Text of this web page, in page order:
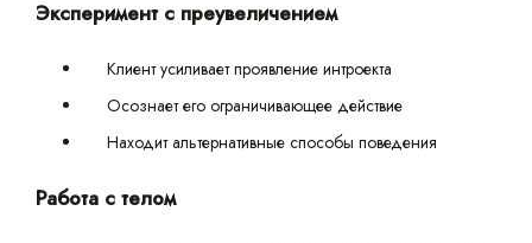
Эксперимент с преувеличением
Клиент усиливает проявление интроекта
Осознает его ограничивающее действие
Находит альтернативные способы поведения
Работа с телом